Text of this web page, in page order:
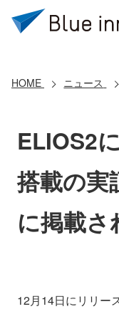
クラ
HOME ニュース
ELIOS2
搭載の実
に掲載さ
12月14日にリリー